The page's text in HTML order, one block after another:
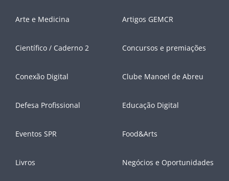
Arte e Medicina Artigos GEMCR
Científico / Caderno 2 Concursos e premiações
Conexão Digital Clube Manoel de Abreu
Defesa Profissional Educação Digital
Eventos SPR Food&Arts
Livros Negócios e Oportunidades